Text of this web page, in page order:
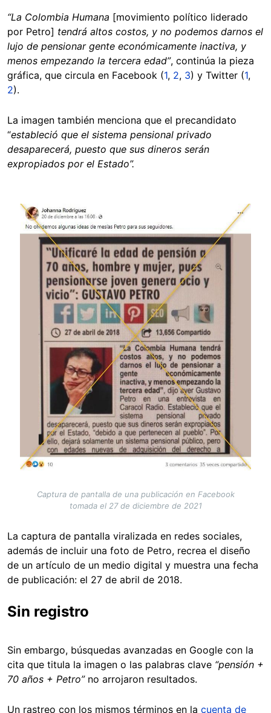
“La Colombia Humana [movimiento político liderado
por Petro] tendrá altos costos, y no podemos darnos el
lujo de pensionar gente económicamente inactiva, y
menos empezando la tercera edad”, continúa la pieza
gráfica, que circula en Facebook (1, 2, 3) y Twitter (1,
2).
La imagen también menciona que el precandidato
“estableció que el sistema pensional privado
desaparecerá, puesto que sus dineros serán
expropiados por el Estado”.
Image
Captura de pantalla de una publicación en Facebook
tomada el 27 de diciembre de 2021
La captura de pantalla viralizada en redes sociales,
además de incluir una foto de Petro, recrea el diseño
de un artículo de un medio digital y muestra una fecha
de publicación: el 27 de abril de 2018.
Sin registro
Sin embargo, búsquedas avanzadas en Google con la
cita que titula la imagen o las palabras clave “pensión +
70 años + Petro”no arrojaron resultados.
Un rastreo con los mismos términos en la cuenta de